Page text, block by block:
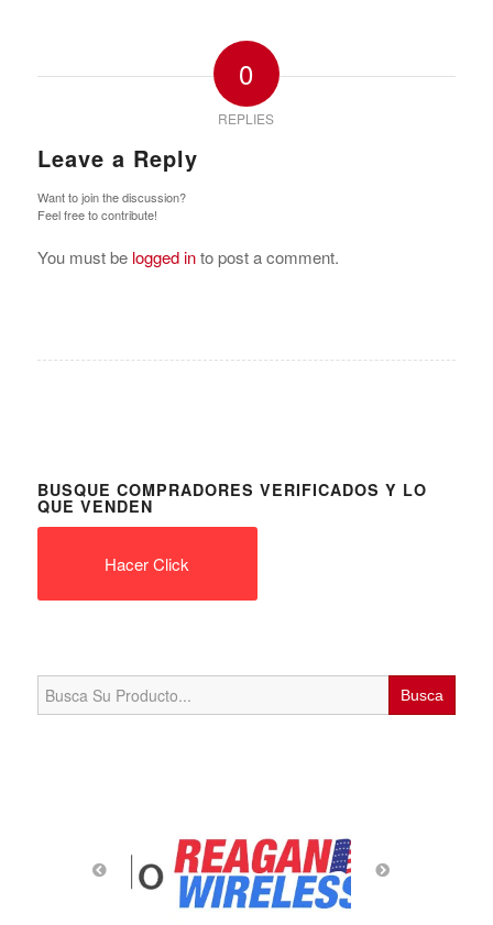
0
REPLIES
Leave a Reply
Want to join the discussion?
Feel free to contribute!
You must be logged into post a comment.
BUSQUE COMPRADORES VERIFICADOS Y LO
QUE VENDEN
Hacer Click
Search
for: